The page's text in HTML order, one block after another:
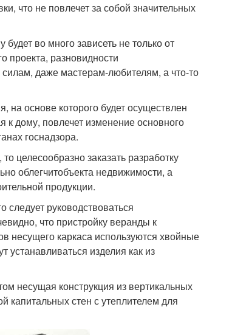
что не повлечет за собой значительных
во много зависеть не только от
проекта, разновидности
даже мастерам-любителям, а что-то
на основе которого будет осуществлен
дому, повлечет изменение основного
госнадзора.
целесообразно заказать разработку
облегчитобъекта недвижимости, а
продукции.
руководствоваться
что пристройку веранды к
несущего каркаса используются хвойные
устанавливаться изделия как из
несущая конструкция из вертикальных
стен с утеплителем для